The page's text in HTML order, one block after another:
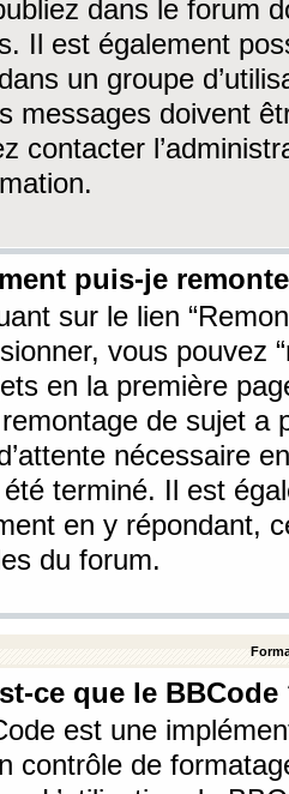
dans le forum
Il est également
un groupe
messages doivent
contacter
puis-je
sur le lien
vous pouvez
en la première
de sujet a
nécessaire
terminé. Il est
en y répondant,
du forum.
ce que le BBCode
est une
contrôle de